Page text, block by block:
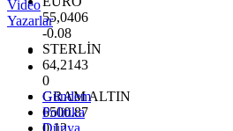
55,0406
-0.08
STERLİN
64,2143
0
GRAM ALTIN
6500.87
0.12
Video
Yazarlar
Gündem
Politika
Dünya